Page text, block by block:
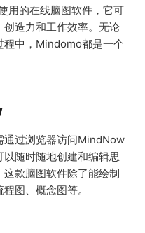
用的在线脑图软件，它可
造力和工作效率。无论
程中，Mindomo都是一个
通过浏览器访问MindNow
随时随地创建和编辑思
款脑图软件除了能绘制
图、概念图等。